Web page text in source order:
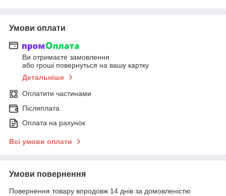
Умови оплати
Ви отримаєте замовлення
або гроші повернуться на вашу картку
Детальніше
Оплатити частинами
Післяплата
Оплата на рахунок
Всі умови оплати
Умови повернення
Повернення товару впродовж 14 днів за домовленістю